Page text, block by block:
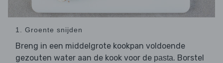
1. Groente snijden
Breng in een middelgrote kookpan voldoende
gezouten water aan de kook voor de pasta. Borstel